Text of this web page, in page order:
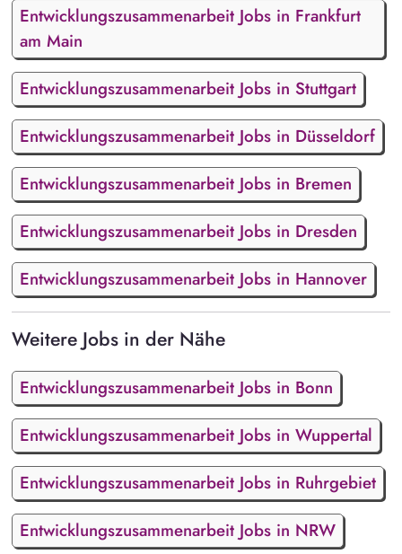
Entwicklungszusammenarbeit Jobs in Frankfurt
am Main
Entwicklungszusammenarbeit Jobs in Stuttgart
Entwicklungszusammenarbeit Jobs in Düsseldorf
Entwicklungszusammenarbeit Jobs in Bremen
Entwicklungszusammenarbeit Jobs in Dresden
Entwicklungszusammenarbeit Jobs in Hannover
Weitere Jobs in der Nähe
Entwicklungszusammenarbeit Jobs in Bonn
Entwicklungszusammenarbeit Jobs in Wuppertal
Entwicklungszusammenarbeit Jobs in Ruhrgebiet
Entwicklungszusammenarbeit Jobs in NRW